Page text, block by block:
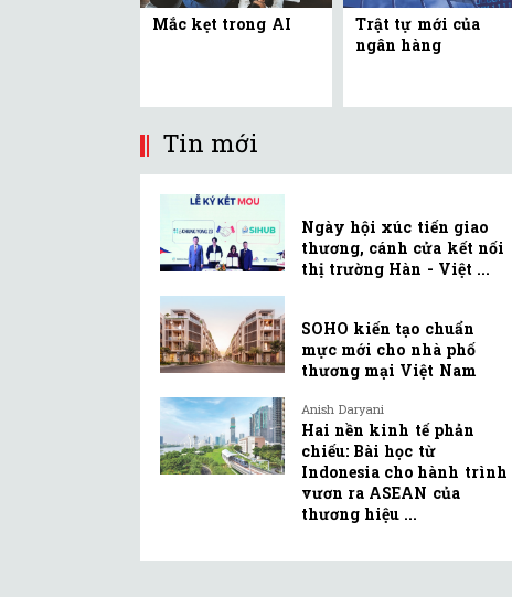
Mắc kẹt trong AI
Trật tự mới của
ngân hàng
Tin mới
Ngày hội xúc tiến giao
thương, cánh cửa kết nối
thị trường Hàn - Việt ...
SOHO kiến tạo chuẩn
mực mới cho nhà phố
thương mại Việt Nam
Anish Daryani
Hai nền kinh tế phản
chiếu: Bài học từ
Indonesia cho hành trình
vươn ra ASEAN của
thương hiệu ...